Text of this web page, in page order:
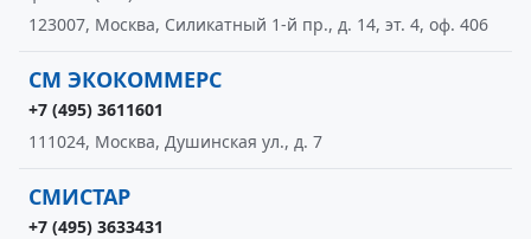
123007, Москва, Силикатный 1-й пр., д. 14, эт. 4, оф. 406
СМ ЭКОКОММЕРС
+7 (495) 3611601
111024, Москва, Душинская ул., д. 7
СМИСТАР
+7 (495) 3633431